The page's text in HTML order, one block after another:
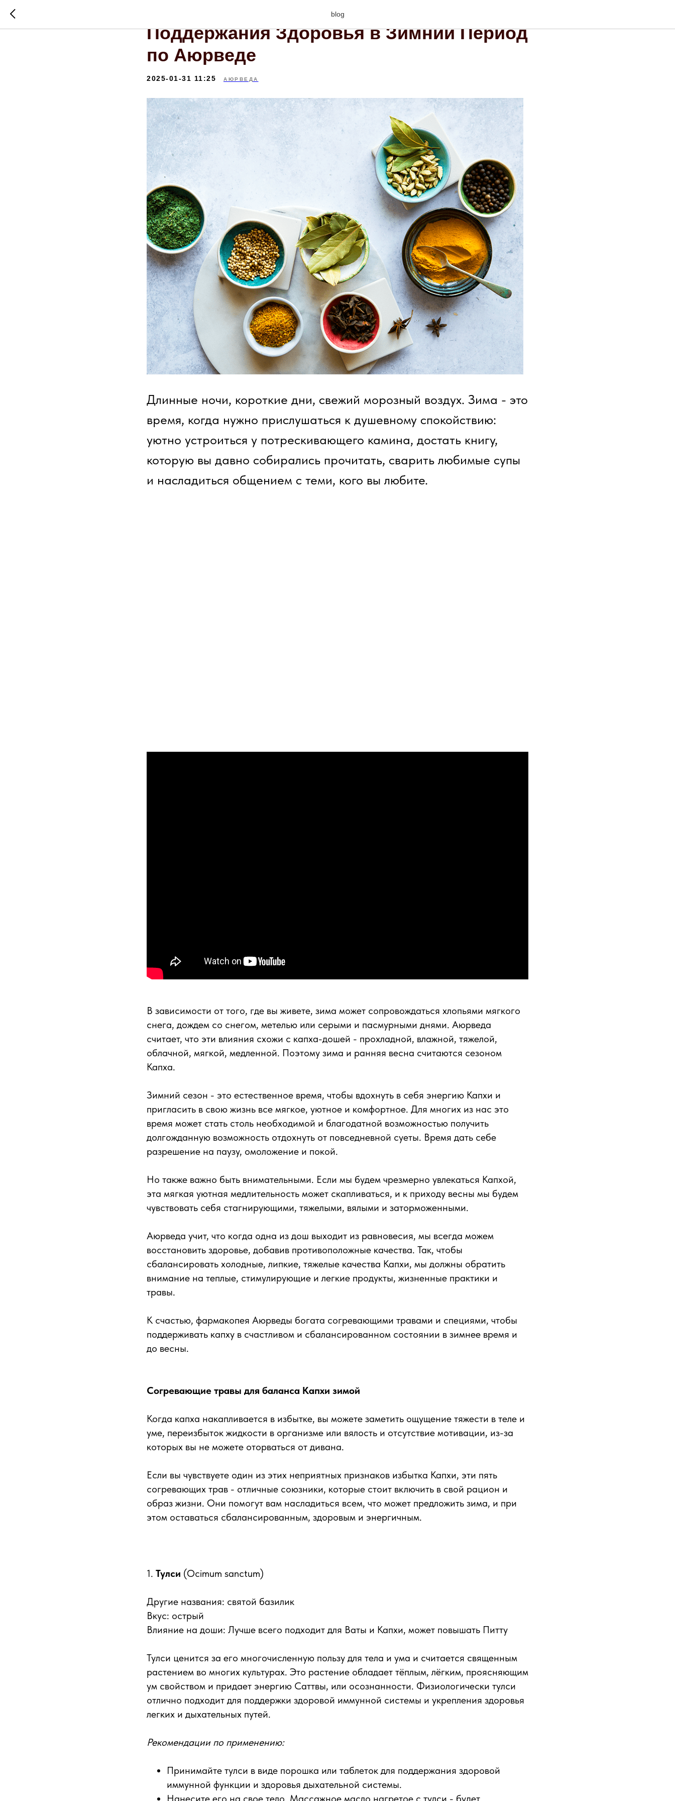
blog
5 Трав для Гармонии Капхи и
Поддержания Здоровья в Зимний Период
по Аюрведе
2025-01-31 11:25 АЮРВЕДА
Длинные ночи, короткие дни, свежий морозный воздух. Зима - это
время, когда нужно прислушаться к душевному спокойствию:
уютно устроиться у потрескивающего камина, достать книгу,
которую вы давно собирались прочитать, сварить любимые супы
и насладиться общением с теми, кого вы любите.
В зависимости от того, где вы живете, зима может сопровождаться хлопьями мягкого
снега, дождем со снегом, метелью или серыми и пасмурными днями. Аюрведа
считает, что эти влияния схожи с капха-дошей - прохладной, влажной, тяжелой,
облачной, мягкой, медленной. Поэтому зима и ранняя весна считаются сезоном
Капха.
Зимний сезон - это естественное время, чтобы вдохнуть в себя энергию Капхи и
пригласить в свою жизнь все мягкое, уютное и комфортное. Для многих из нас это
время может стать столь необходимой и благодатной возможностью получить
долгожданную возможность отдохнуть от повседневной суеты. Время дать себе
разрешение на паузу, омоложение и покой.
Но также важно быть внимательными. Если мы будем чрезмерно увлекаться Капхой,
эта мягкая уютная медлительность может скапливаться, и к приходу весны мы будем
чувствовать себя стагнирующими, тяжелыми, вялыми и заторможенными.
Аюрведа учит, что когда одна из дош выходит из равновесия, мы всегда можем
восстановить здоровье, добавив противоположные качества. Так, чтобы
сбалансировать холодные, липкие, тяжелые качества Капхи, мы должны обратить
внимание на теплые, стимулирующие и легкие продукты, жизненные практики и
травы.
К счастью, фармакопея Аюрведы богата согревающими травами и специями, чтобы
поддерживать капху в счастливом и сбалансированном состоянии в зимнее время и
до весны.
Согревающие травы для баланса Капхи зимой
Когда капха накапливается в избытке, вы можете заметить ощущение тяжести в теле и
уме, переизбыток жидкости в организме или вялость и отсутствие мотивации, из-за
которых вы не можете оторваться от дивана.
Если вы чувствуете один из этих неприятных признаков избытка Капхи, эти пять
согревающих трав - отличные союзники, которые стоит включить в свой рацион и
образ жизни. Они помогут вам насладиться всем, что может предложить зима, и при
этом оставаться сбалансированным, здоровым и энергичным.
1. Тулси (Ocimum sanctum)
Другие названия: святой базилик
Вкус: острый
Влияние на доши: Лучше всего подходит для Ваты и Капхи, может повышать Питту
Тулси ценится за его многочисленную пользу для тела и ума и считается священным
растением во многих культурах. Это растение обладает тёплым, лёгким, проясняющим
ум свойством и придает энергию Саттвы, или осознанности. Физиологически тулси
отлично подходит для поддержки здоровой иммунной системы и укрепления здоровья
легких и дыхательных путей.
Рекомендации по применению:
Принимайте тулси в виде порошка или таблеток для поддержания здоровой
иммунной функции и здоровья дыхательной системы.
Нанесите его на свое тело. Массажное масло нагретое с тулси - будет